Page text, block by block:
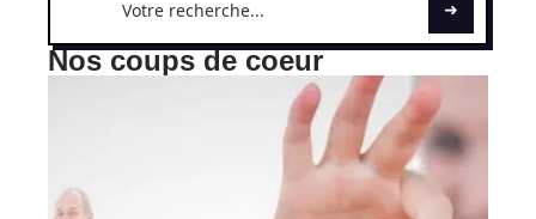
Nos coups de coeur